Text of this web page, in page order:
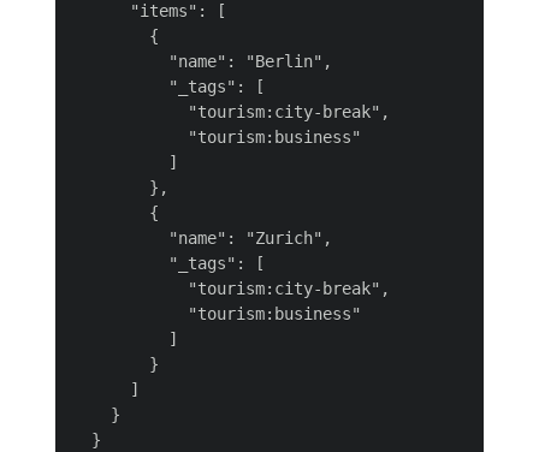
      "items": [
        {
          "name": "Berlin",
          "_tags": [
            "tourism:city-break",
            "tourism:business"
          ]
        },
        {
          "name": "Zurich",
          "_tags": [
            "tourism:city-break",
            "tourism:business"
          ]
        }
      ]
    }
  }